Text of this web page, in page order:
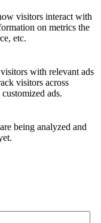
visitors interact with
on metrics the
etc.
with relevant ads
visitors across
ads.
being analyzed and